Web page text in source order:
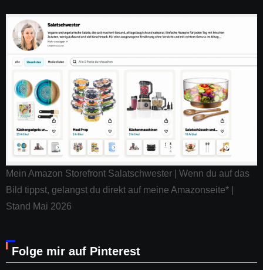
Mein Amazon Storefront Salatschwester | Wenn du auf das
Bild tippst, gelangst du direkt auf meine Amazonseite* |
Stand Mai 2026
Folge mir auf Pinterest